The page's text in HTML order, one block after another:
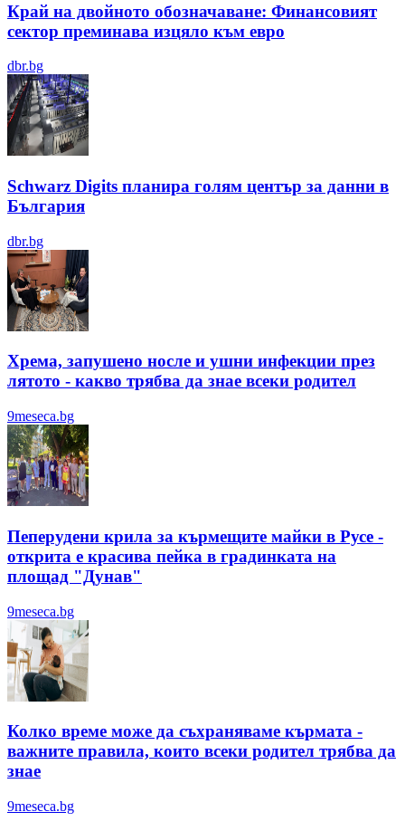
Край на двойното обозначаване: Финансовият
сектор преминава изцяло към евро
dbr.bg
Schwarz Digits планира голям център за данни в
България
dbr.bg
Хрема, запушено носле и ушни инфекции през
лятотo - какво трябва да знае всеки родител
9meseca.bg
Пеперудени крила за кърмещите майки в Русе -
открита е красива пейка в градинката на
площад "Дунав"
9meseca.bg
Колко време може да съхраняваме кърмата -
важните правила, които всеки родител трябва да
знае
9meseca.bg